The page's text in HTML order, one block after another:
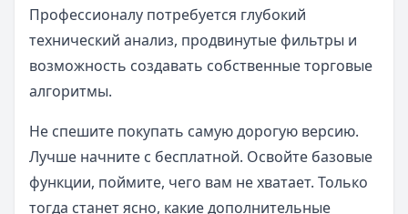
Профессионалу потребуется глубокий
технический анализ, продвинутые фильтры и
возможность создавать собственные торговые
алгоритмы.
Не спешите покупать самую дорогую версию.
Лучше начните с бесплатной. Освойте базовые
функции, поймите, чего вам не хватает. Только
тогда станет ясно, какие дополнительные